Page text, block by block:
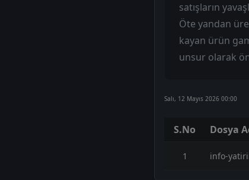
satışların
Öte yandan
kayan ürün
unsur olarak
Salı, 12 Mayıs 2026 00:00
S.No Dosya
1 info-